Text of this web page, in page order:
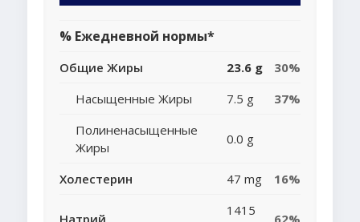
% Ежедневной нормы*
Общие Жиры 23.6 g
30%
Насыщенные Жиры
7.5 g
37%
Полиненасыщенные
Жиры
0.0 g
Холестерин 47 mg 16%
1415